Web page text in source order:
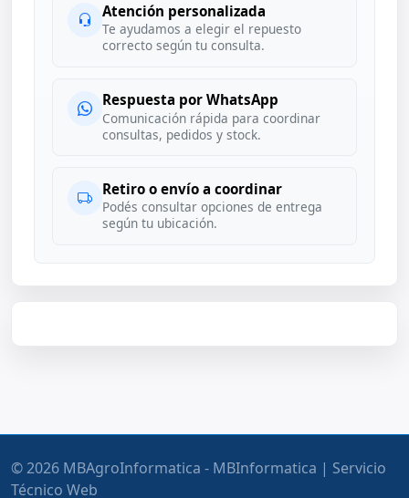
Atención personalizada
Te ayudamos a elegir el repuesto
correcto según tu consulta.
Respuesta por WhatsApp
Comunicación rápida para coordinar
consultas, pedidos y stock.
Retiro o envío a coordinar
Podés consultar opciones de entrega
según tu ubicación.
© 2026 MBAgroInformatica - MBInformatica | Servicio
Técnico Web